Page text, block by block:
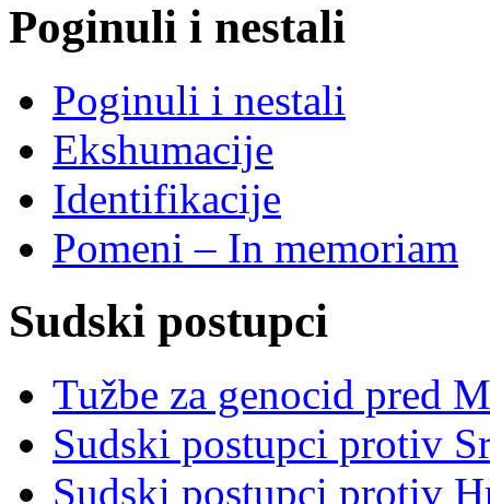
Poginuli i nestali
Poginuli i nestali
Ekshumacije
Identifikacije
Pomeni – In memoriam
Sudski postupci
Tužbe za genocid pred
Sudski postupci protiv
Sudski postupci protiv